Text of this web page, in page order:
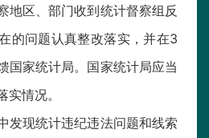
区、部门收到统计督察组反
的问题认真整改落实，并在3
国家统计局。国家统计局应当
情况。
现统计违纪违法问题和线索